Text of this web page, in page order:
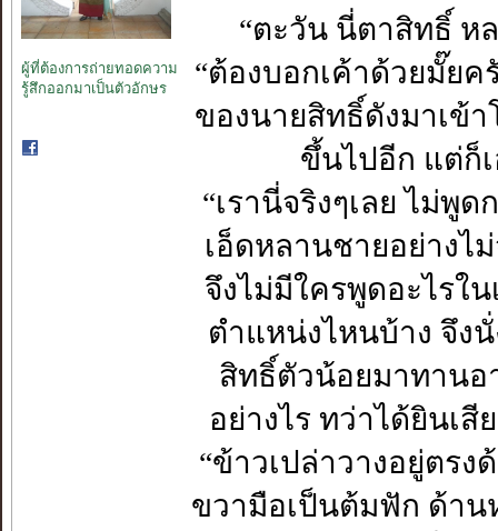
ผู้ที่ต้องการถ่ายทอดความ
รู้สึกออกมาเป็นตัวอักษร
“ตะวัน นี่ตาสิทธิ์ ห
“ต้องบอกเค้าด้วยมั๊ยค
ของนายสิทธิ์ดังมาเข้
ขึ้นไปอีก แต่ก็
“เรานี่จริงๆเลย ไม่พู
เอ็ดหลานชายอย่างไ
จึงไม่มีใครพูดอะไรใ
ตำแหน่งไหนบ้าง จึง
สิทธิ์ตัวน้อยมาทานอ
อย่างไร ทว่าได้ยินเ
“ข้าวเปล่าวางอยู่ตร
ขวามือเป็นต้มฟัก ด้าน